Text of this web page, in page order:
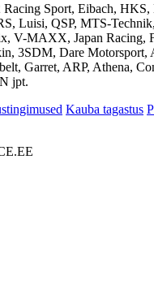
Sport, Eibach,
Luisi, QSP, MTS-
V-MAXX, Japan Racing,
3SDM, Dare Motorsport,
Garret, ARP, Athena,
jpt.
Kauba tagastus